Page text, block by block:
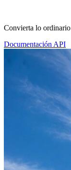
Convierta lo
Documentación API